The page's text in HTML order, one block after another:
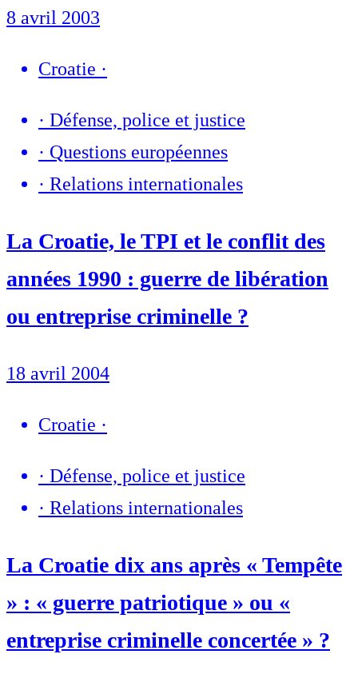
8 avril 2003
Croatie ·
· Défense, police et justice
· Questions européennes
· Relations internationales
La Croatie, le TPI et le conflit des
années 1990 : guerre de libération
ou entreprise criminelle ?
18 avril 2004
Croatie ·
· Défense, police et justice
· Relations internationales
La Croatie dix ans après « Tempête
» : « guerre patriotique » ou «
entreprise criminelle concertée » ?